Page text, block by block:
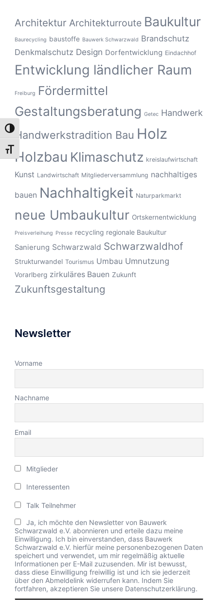
UMSCHALTEN AUF HOHE KONTRASTE
SCHRIFT VERGRÖSSERN
Architektur Architekturroute Baukultur
Baurecycling baustoffe Bauwerk Schwarzwald Brandschutz
Denkmalschutz Design Dorfentwicklung Eindachhof
Entwicklung ländlicher Raum
Freiburg Fördermittel
Gestaltungsberatung Getec Handwerk
Handwerkstradition Bau Holz
Holzbau Klimaschutz kreislaufwirtschaft
Kunst Landwirtschaft Mitgliederversammlung nachhaltiges
bauen Nachhaltigkeit Naturparkmarkt
neue Umbaukultur Ortskernentwicklung
Preisverleihung Presse recycling regionale Baukultur
Sanierung Schwarzwald Schwarzwaldhof
Strukturwandel Tourismus Umbau Umnutzung
Vorarlberg zirkuläres Bauen Zukunft
Zukunftsgestaltung
Newsletter
Vorname
Nachname
Email
Mitglieder
Interessenten
Talk Teilnehmer
Ja, ich möchte den Newsletter von Bauwerk
Schwarzwald e.V. abonnieren und erteile dazu meine
Einwilligung. Ich bin einverstanden, dass Bauwerk
Schwarzwald e.V. hierfür meine personenbezogenen Daten
speichert und verwendet, um mir regelmäßig aktuelle
Informationen per E-Mail zuzusenden. Mir ist bewusst,
dass diese Einwilligung freiwillig ist und ich sie jederzeit
über den Abmeldelink widerrufen kann. Indem Sie
fortfahren, akzeptieren Sie unsere Datenschutzerklärung.